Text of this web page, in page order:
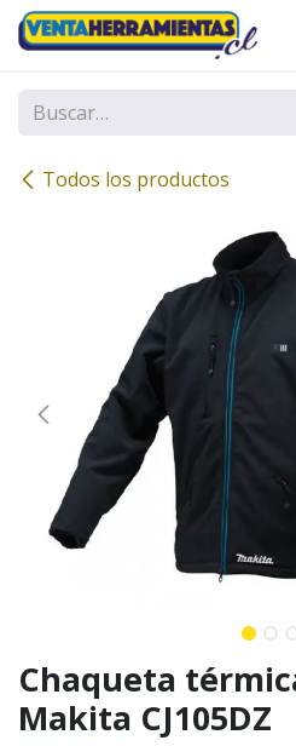
Ir al contenido
Todos los productos
Chaqueta
Makita CJ105DZ